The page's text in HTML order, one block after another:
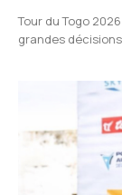
Tour du Togo
grandes décisions